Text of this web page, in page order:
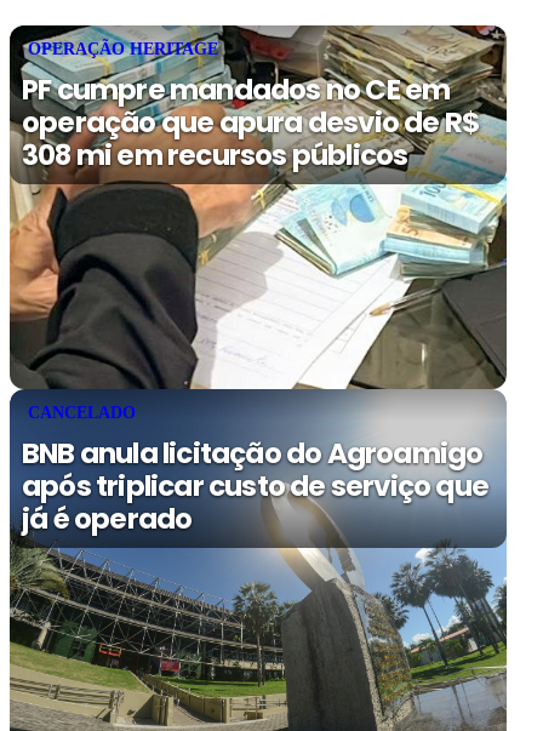
OPERAÇÃO HERITAGE
PF cumpre mandados no CE em
operação que apura desvio de R$
308 mi em recursos públicos
CANCELADO
BNB anula licitação do Agroamigo
após triplicar custo de serviço que
já é operado